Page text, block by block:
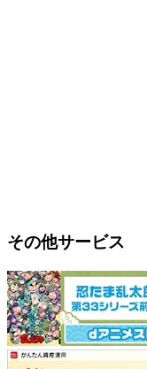
その他サービス